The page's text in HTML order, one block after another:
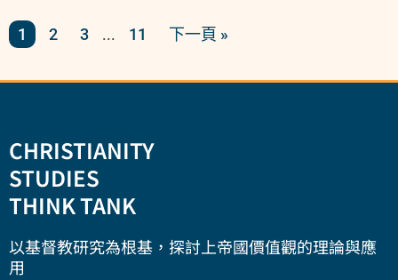
1 2 3 ... 11 下一頁 »
CHRISTIANITY
STUDIES
THINK TANK
以基督教研究為根基，探討上帝國價值觀的理論與應
用